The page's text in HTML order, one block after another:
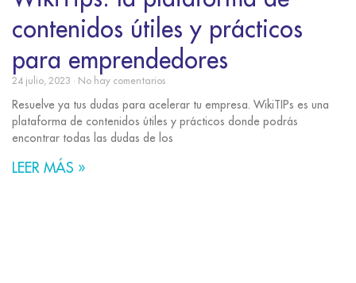
contenidos útiles y prácticos
para emprendedores
24 julio, 2023 No hay comentarios
Resuelve ya tus dudas para acelerar tu empresa. WikiTIPs es una
plataforma de contenidos útiles y prácticos donde podrás
encontrar todas las dudas de los
LEER MÁS »